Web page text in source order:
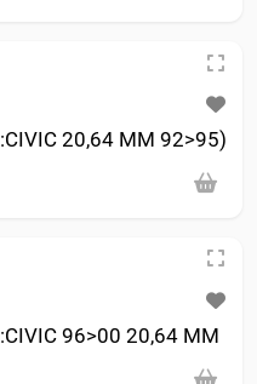
20,64 MM 92>95)
96>00 20,64 MM